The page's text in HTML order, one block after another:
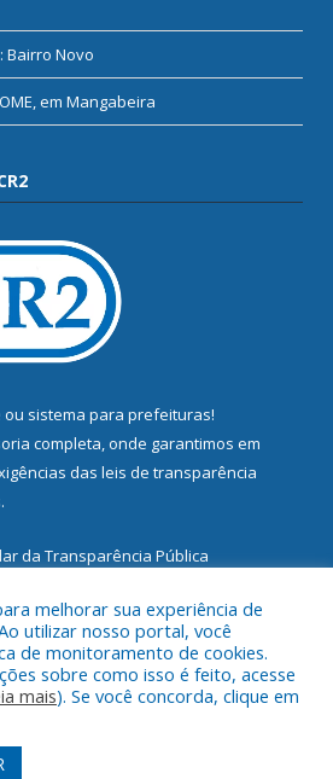
Bairro Novo
em Mangabeira
ou sistema para prefeituras!
completa, onde garantimos em
das leis de transparência
da Transparência Pública
a Prefeitura Municipal de
Mocajuba.
Área Administrativa
melhorar sua experiência de
utilizar nosso portal, você
de monitoramento de cookies.
sobre como isso é feito, acesse
mais). Se você concorda, clique em